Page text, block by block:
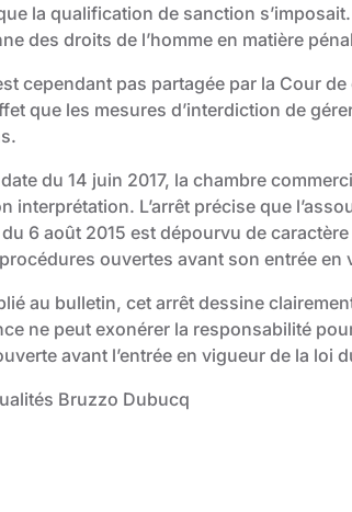
la qualification de sanction
des droits de l’homme en matière
cependant pas partagée par la Cour
que les mesures d’interdiction de
du 14 juin 2017, la chambre
interprétation. L’arrêt précise que
6 août 2015 est dépourvu de
ouvertes avant son entrée en
au bulletin, cet arrêt dessine
ne peut exonérer la responsabilité
avant l’entrée en vigueur de la loi